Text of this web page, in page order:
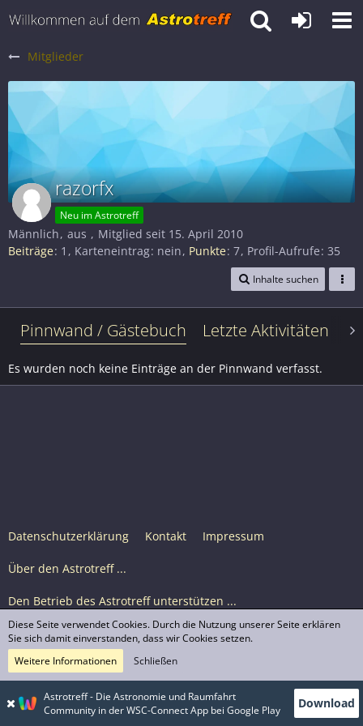
Mitglieder
razorfx
Neu im Astrotreff
Männlich aus
Mitglied seit 15. April 2010
Beiträge 1 Karteneintrag nein Punkte 7 Profil-Aufrufe 35
Inhalte suchen
Pinnwand / Gästebuch Letzte Aktivitäten
Es wurden noch keine Einträge an der Pinnwand verfasst.
Datenschutzerklärung Kontakt Impressum
Über den Astrotreff ...
Den Betrieb des Astrotreff unterstützen ...
Nutzungsbedingungen
© Astrotreff 2001-2026, lizenziert unter CC BY-SA,
sofern für einzelne Inhalte nicht anders angegeben
Astrotreff - Die Astronomie und Raumfahrt
Community in der WSC-Connect App bei Google Play
Download
Diese Seite verwendet Cookies. Durch die Nutzung unserer Seite erklären
Sie sich damit einverstanden, dass wir Cookies setzen.
Weitere Informationen
Schließen